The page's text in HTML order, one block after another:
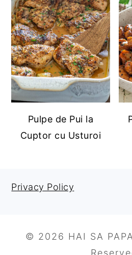
Pulpe de Pui la
Cuptor cu Usturoi
Privacy Policy
© 2026 HAI SA